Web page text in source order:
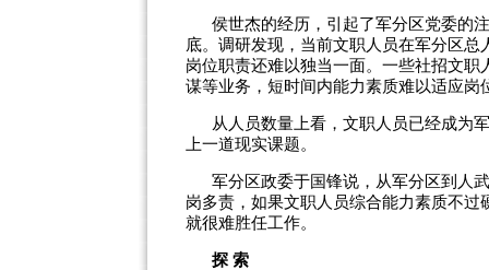
侯世杰的经历，引起了军分区党委的
底。调研发现，当前文职人员在军分区
岗位职责还难以独当一面。一些社招文
谋等业务，短时间内能力素质难以适应岗
从人员数量上看，文职人员已经成为
上一道现实课题。
军分区政委于国锋说，从军分区到人
岗多责，如果文职人员综合能力素质不
就很难胜任工作。
探 索